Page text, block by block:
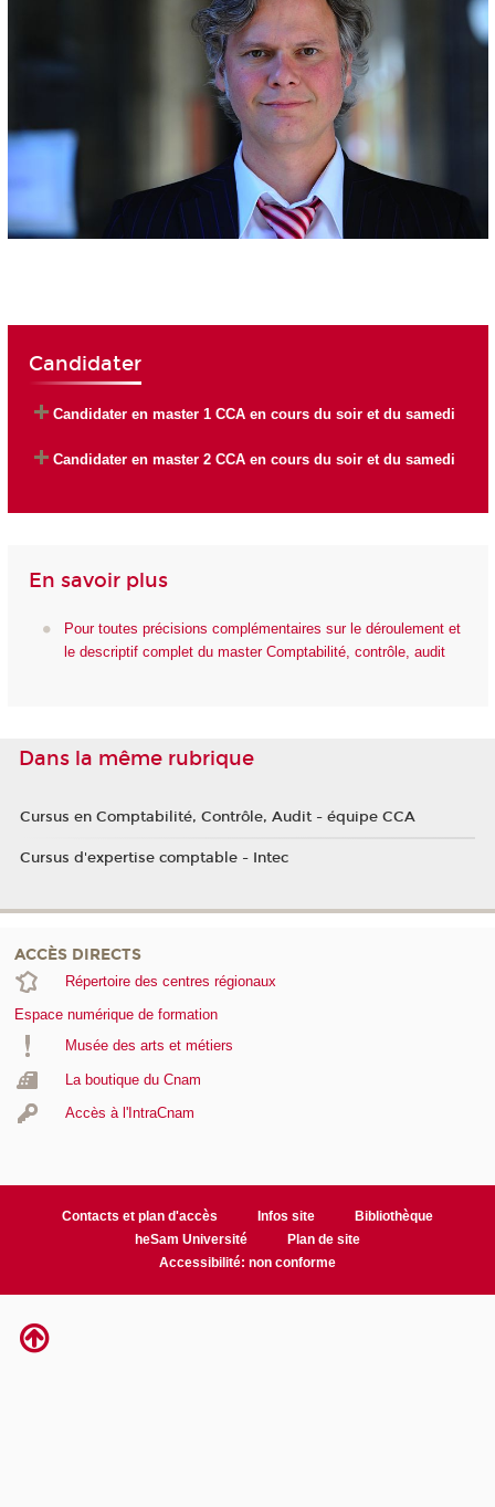
Candidater
Candidater en master 1 CCA en cours du soir et du samedi
Candidater en master 2 CCA en cours du soir et du samedi
En savoir plus
Pour toutes précisions complémentaires sur le déroulement et
le descriptif complet du master Comptabilité, contrôle, audit
Dans la même rubrique
Cursus en Comptabilité, Contrôle, Audit - équipe CCA
Cursus d'expertise comptable - Intec
ACCÈS DIRECTS
Répertoire des centres régionaux
Espace numérique de formation
Musée des arts et métiers
La boutique du Cnam
Accès à l'IntraCnam
Contacts et plan d'accès Infos site
Bibliothèque
heSam Université
Plan de site
Accessibilité: non conforme